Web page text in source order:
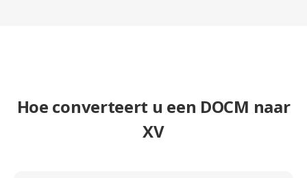
Hoe converteert u een DOCM naar
XV